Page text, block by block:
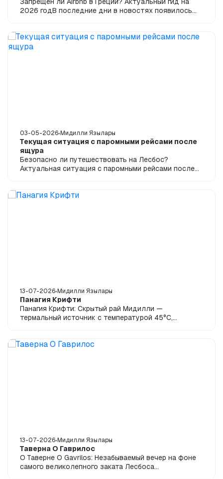
2026 годВ последние дни в новостях появилось
03-05-2026 Мидилли Язылары
Текущая ситуация с паромными рейсами после
ящура
Безопасно ли путешествовать на Лесбос?
Актуальная ситуация с паромными рейсами после
13-07-2026 Мидилли Язылары
Панагия Крифти
Панагия Крифти: Скрытый рай Мидилли —
термальный источник с температурой 45°C,
13-07-2026 Мидилли Язылары
Таверна О Гаврилос
О Таверне O Gavrilos: Незабываемый вечер на фоне
самого великолепного заката Лесбоса